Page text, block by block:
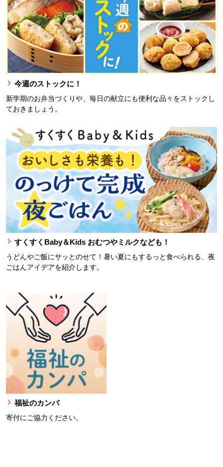
今週のストックに！
新学期のお弁当づくりや、毎日の献立にも便利な品々をストックし
ておきましょう。
すくすくBaby＆Kids おむつやミルクなども！
うどんやご飯にサッとのせて！暑い夏にもするっと食べられる、夜
ごはんアイデアを紹介します。
福祉のカンパ
寄付にご協力ください。